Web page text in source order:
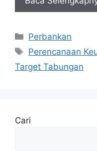
Kategori
Perbankan
Tag
Perencanaan
Target Tabungan
Cari